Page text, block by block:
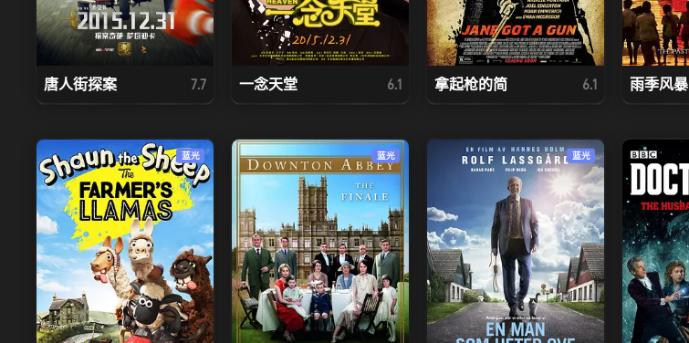
唐人街探案 7.7 一念天堂 6.1 拿起枪的简 6.1 雨季风暴
蓝光 蓝光 蓝光